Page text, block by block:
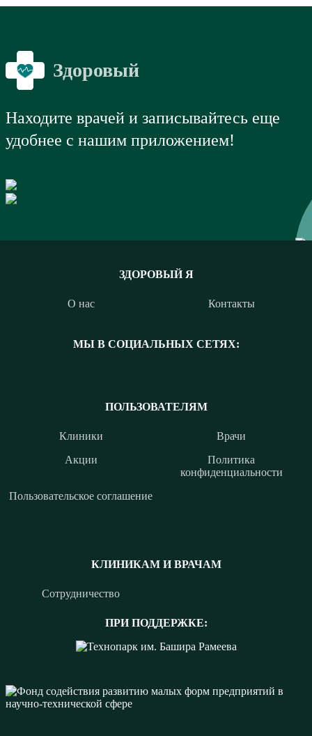
Здоровый
Находите врачей и записывайтесь еще
удобнее с нашим приложением!
ЗДОРОВЫЙ Я
О нас Контакты
МЫ В СОЦИАЛЬНЫХ СЕТЯХ:
КЛИНИКАМ И ВРАЧАМ
Сотрудничество
ПРИ ПОДДЕРЖКЕ:
ПОЛЬЗОВАТЕЛЯМ
Клиники
Врачи
Акции
Политика
конфиденциальности
Пользовательское соглашение